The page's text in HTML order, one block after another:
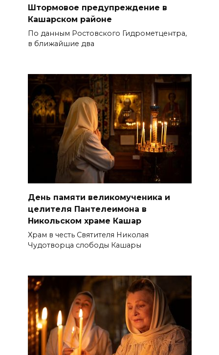
Штормовое предупреждение в
Кашарском районе
По данным Ростовского Гидрометцентра,
в ближайшие два
День памяти великомученика и
целителя Пантелеимона в
Никольском храме Кашар
Храм в честь Святителя Николая
Чудотворца слободы Кашары